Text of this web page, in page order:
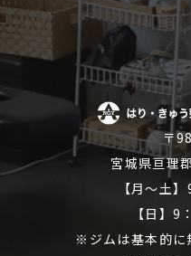
〒
宮城県亘理
【月～土
【日】
※ジムは基本的に